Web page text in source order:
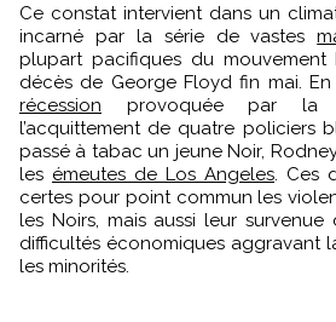
Ce constat intervient dans un
incarné par la série de vastes
plupart pacifiques du mouvement
décès de George Floyd fin mai.
récession provoquée par la
l’acquittement de quatre policiers
passé à tabac un jeune Noir,
les émeutes de Los Angeles . Ces
certes pour point commun les
les Noirs, mais aussi leur
difficultés économiques aggravant
les minorités.